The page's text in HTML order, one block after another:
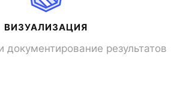
ВИЗУАЛИЗАЦИЯ
документирование результатов